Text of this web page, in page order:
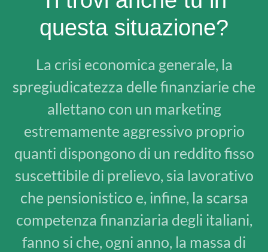
questa situazione?
La crisi economica generale, la
spregiudicatezza delle finanziarie che
allettano con un marketing
estremamente aggressivo proprio
quanti dispongono di un reddito fisso
suscettibile di prelievo, sia lavorativo
che pensionistico e, infine, la scarsa
competenza finanziaria degli italiani,
fanno si che, ogni anno, la massa di